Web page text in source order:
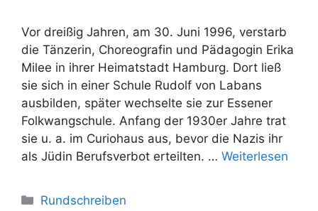
Vor dreißig Jahren, am 30. Juni 1996, verstarb
die Tänzerin, Choreografin und Pädagogin Erika
Milee in ihrer Heimatstadt Hamburg. Dort ließ
sie sich in einer Schule Rudolf von Labans
ausbilden, später wechselte sie zur Essener
Folkwangschule. Anfang der 1930er Jahre trat
sie u. a. im Curiohaus aus, bevor die Nazis ihr
als Jüdin Berufsverbot erteilten. … Weiterlesen
Kategorien
Rundschreiben